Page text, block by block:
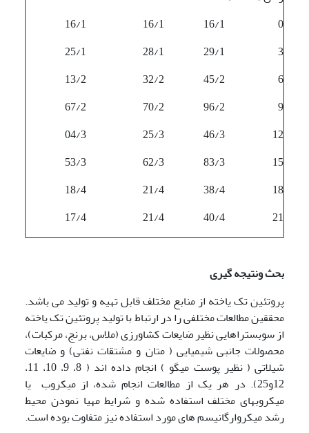
0
16/1
16/1
16/1
3
29/1
28/1
25/1
6
45/2
32/2
13/2
9
96/2
70/2
67/2
12
46/3
25/3
04/3
15
83/3
62/3
53/3
18
38/4
21/4
18/4
21
40/4
21/4
17/4
بحث ونتیجه گیری
پروتئین تک یاخته از منابع مختلف قابل تهیه و تولید می باشد.
محققین مطالعات مختلفی را در ارتباط با تولید پروتئین تک یاخته
از سوبستراهایی نظیر ضایعات کشاورزی (ملاس، برنج، مرکبات)،
محصولات جانبی شیمیایی ( متان و مشتقات نفتی) و ضایعات
شیلاتی ( نظیر پوست میگو ) انجام داده اند ( 8، 9، 10، 11،
12و25). در هر یک از مطالعات انجام شده، از میکروب یا
میکروبهای مختلف استفاده شده و شرایط مهیا نمودن محیط
رشد میکروارگانیسم های مورد استفاده نیز متفاوت بوده است.